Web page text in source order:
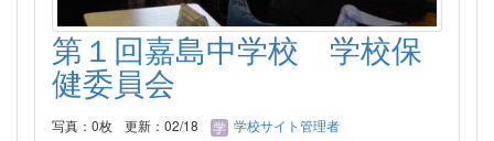
第１回嘉島中学校 学校保
健委員会
写真：0枚 更新：02/18 学校サイト管理者